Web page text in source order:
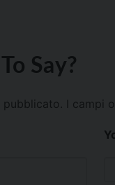
Say?
I campi